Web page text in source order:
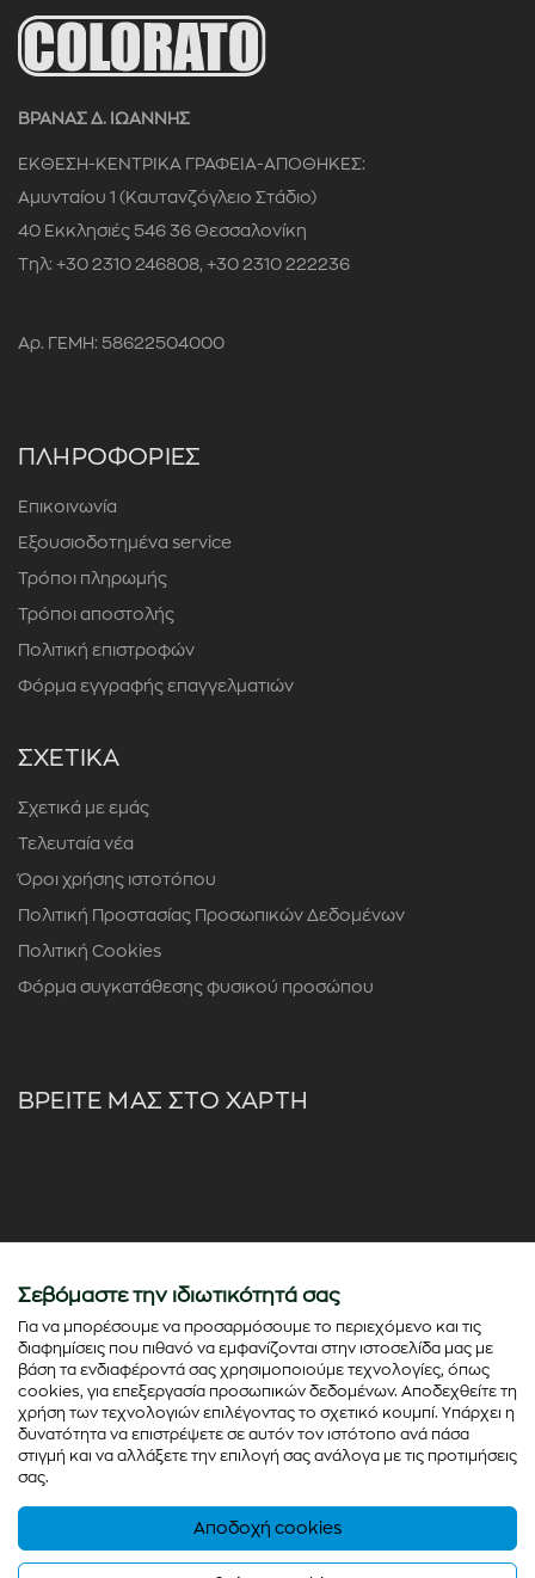
ΒΡΑΝΑΣ Δ. ΙΩΑΝΝΗΣ
ΕΚΘΕΣΗ-ΚΕΝΤΡΙΚΑ ΓΡΑΦΕΙΑ-ΑΠΟΘΗΚΕΣ:
Αμυνταίου 1 (Καυτανζόγλειο Στάδιο)
40 Εκκλησιές 546 36 Θεσσαλονίκη
Τηλ: +30 2310 246808, +30 2310 222236
Αρ. ΓΕΜΗ: 58622504000
ΠΛΗΡΟΦΟΡΙΕΣ
Επικοινωνία
Εξουσιοδοτημένα service
Τρόποι πληρωμής
Τρόποι αποστολής
Πολιτική επιστροφών
Φόρμα εγγραφής επαγγελματιών
ΣΧΕΤΙΚΑ
Σχετικά με εμάς
Τελευταία νέα
Όροι χρήσης ιστοτόπου
Πολιτική Προστασίας Προσωπικών Δεδομένων
Πολιτική Cookies
Φόρμα συγκατάθεσης φυσικού προσώπου
ΒΡΕΙΤΕ ΜΑΣ ΣΤΟ ΧΑΡΤΗ
© Copyright 2026 - colorato.net All rights reserved
Σεβόμαστε την ιδιωτικότητά σας
Για να μπορέσουμε να προσαρμόσουμε το περιεχόμενο και τις
διαφημίσεις που πιθανό να εμφανίζονται στην ιστοσελίδα μας με
βάση τα ενδιαφέροντά σας χρησιμοποιούμε τεχνολογίες, όπως
cookies, για επεξεργασία προσωπικών δεδομένων. Αποδεχθείτε τη
χρήση των τεχνολογιών επιλέγοντας το σχετικό κουμπί. Υπάρχει η
δυνατότητα να επιστρέψετε σε αυτόν τον ιστότοπο ανά πάσα
στιγμή και να αλλάξετε την επιλογή σας ανάλογα με τις προτιμήσεις
σας.
Αποδοχή cookies